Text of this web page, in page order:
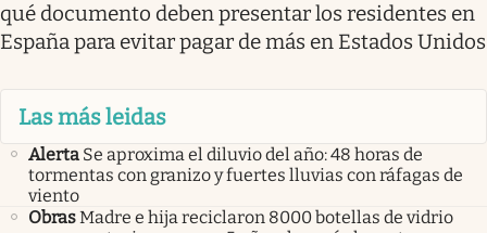
qué documento deben presentar los residentes en
España para evitar pagar de más en Estados Unidos
Las más leidas
Alerta Se aproxima el diluvio del año: 48 horas de
tormentas con granizo y fuertes lluvias con ráfagas de
viento
ObrasMadre e hija reciclaron 8000 botellas de vidrio